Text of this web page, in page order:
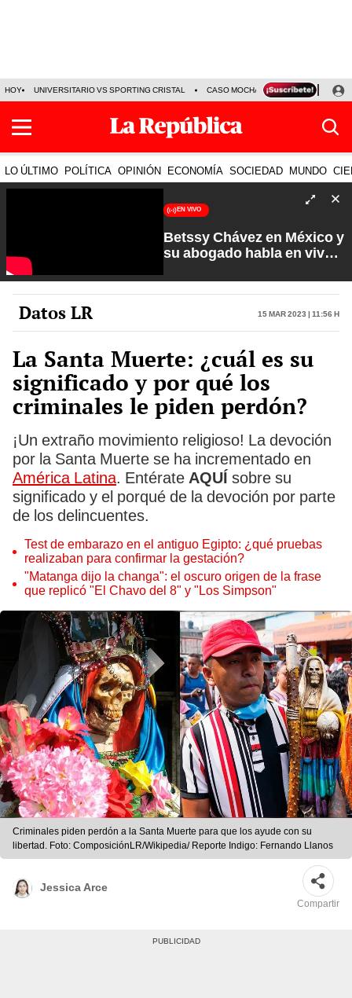
HOY UNIVERSITARIO VS SPORTING CRISTAL CASO MOCHASUELDOS
LO ÚLTIMO POLÍTICA OPINIÓN ECONOMÍA SOCIEDAD MUNDO
EN VIVO
Betssy Chávez en México y
su abogado habla en vivo |
Carlos Cornejo
Datos LR 15 Mar 2023 | 11:56 h
La Santa Muerte: ¿cuál es su
significado y por qué los
criminales le piden perdón?
¡Un extraño movimiento religioso! La devoción
por la Santa Muerte se ha incrementado en
América Latina. Entérate AQUÍ sobre su
significado y el porqué de la devoción por parte
de los delincuentes.
Test de embarazo en el antiguo Egipto: ¿qué pruebas
realizaban para confirmar la gestación?
"Matanga dijo la changa": el oscuro origen de la frase
que replicó "El Chavo del 8" y "Los Simpson"
Criminales piden perdón a la Santa Muerte para que los ayude con su
libertad. Foto: ComposiciónLR/Wikipedia/ Reporte Indigo: Fernando Llanos
Jessica Arce
Compartir